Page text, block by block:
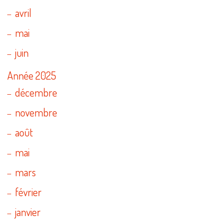
avril
mai
juin
Année 2025
décembre
novembre
août
mai
mars
février
janvier